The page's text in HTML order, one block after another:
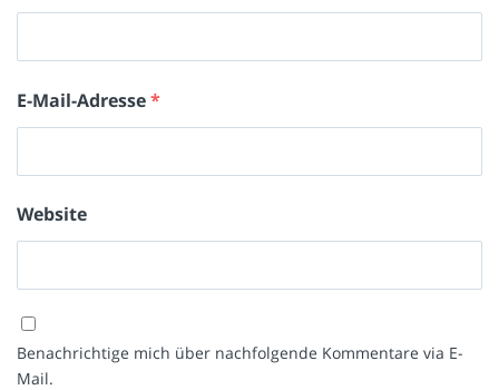
E-Mail-Adresse*
Website
Benachrichtige mich über nachfolgende Kommentare via E-
Mail.